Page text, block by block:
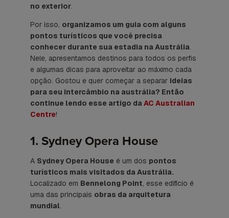
no exterior.
Por isso, organizamos um guia com alguns
pontos turísticos que você precisa
conhecer durante sua estadia na Austrália.
Nele, apresentamos destinos para todos os perfis
e algumas dicas para aproveitar ao máximo cada
opção. Gostou e quer começar a separar ideias
para seu intercâmbio na austrália? Então
continue lendo esse artigo da AC Australian
Centre!
1. Sydney Opera House
A Sydney Opera House é um dos pontos
turísticos mais visitados da Austrália.
Localizado em Bennelong Point, esse edifício é
uma das principais obras da arquitetura
mundial.